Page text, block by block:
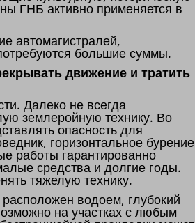
ГНБ активно применяется в
автомагистралей,
большие суммы.
движение и тратить
Далеко не всегда
землеройную технику. Во
опасность для
горизонтальное бурение
работы гарантированно
средства и долгие годы.
тяжелую технику.
водоем, глубокий
на участках с любым